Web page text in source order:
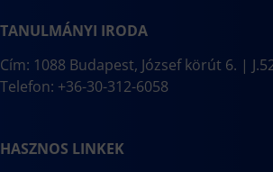
TANULMÁNYI IRODA
Cím: 1088 Budapest, József körút 6. |
Telefon: +36-30-312-6058
HASZNOS LINKEK